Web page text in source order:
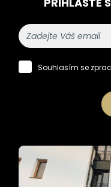
Souhlasím se